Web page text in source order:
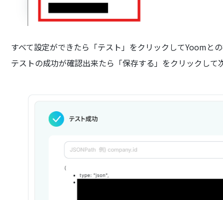
すべて設定ができたら「テスト」をクリックしてYoomと
テストの成功が確認出来たら「保存する」をクリックして